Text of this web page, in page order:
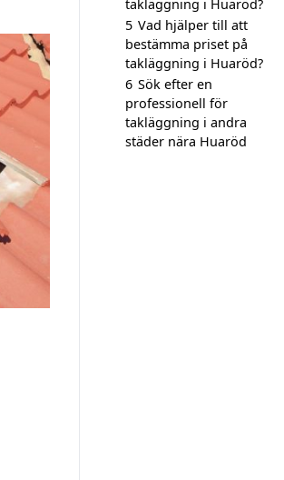
takläggning i Huaröd?
5 Vad hjälper till att
bestämma priset på
takläggning i Huaröd?
6 Sök efter en
professionell för
takläggning i andra
städer nära Huaröd